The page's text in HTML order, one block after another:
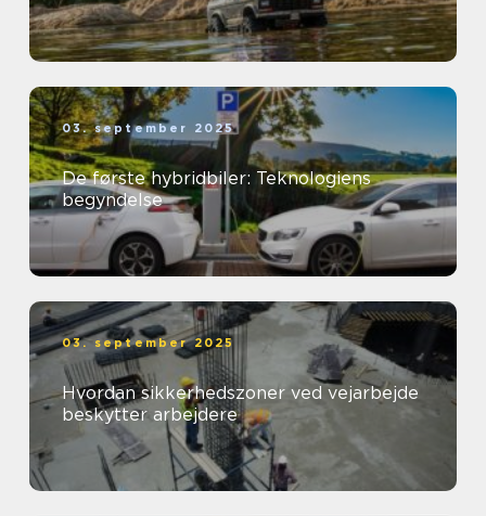
03. september 2025
De første hybridbiler: Teknologiens
begyndelse
03. september 2025
Hvordan sikkerhedszoner ved vejarbejde
beskytter arbejdere